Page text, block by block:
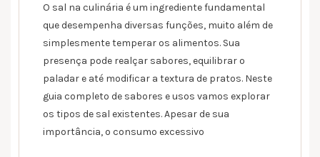
O sal na culinária é um ingrediente fundamental
que desempenha diversas funções, muito além de
simplesmente temperar os alimentos. Sua
presença pode realçar sabores, equilibrar o
paladar e até modificar a textura de pratos. Neste
guia completo de sabores e usos vamos explorar
os tipos de sal existentes. Apesar de sua
importância, o consumo excessivo